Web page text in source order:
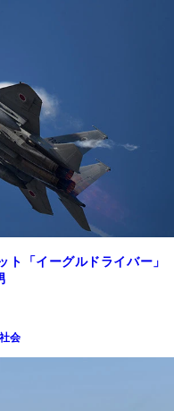
ト「イーグルドライバー」
社会